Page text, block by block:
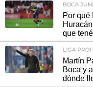
BOCA
Por qué
que
LIGA
Martín
Boca y
dónde